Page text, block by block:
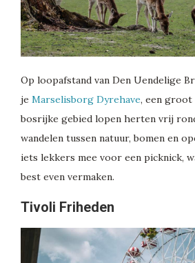
Op loopafstand van Den Uendelige
je Marselisborg Dyrehave, een
bosrijke gebied lopen herten vrij
wandelen tussen natuur, bomen en
iets lekkers mee voor een picknick,
best even vermaken.
Tivoli Friheden